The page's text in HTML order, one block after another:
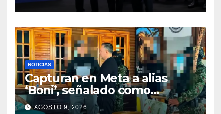
NOTICIAS
Capturan en Meta a alias
‘Boni’, señalado como
segundo cabecilla de los
AGOSTO 9, 2026